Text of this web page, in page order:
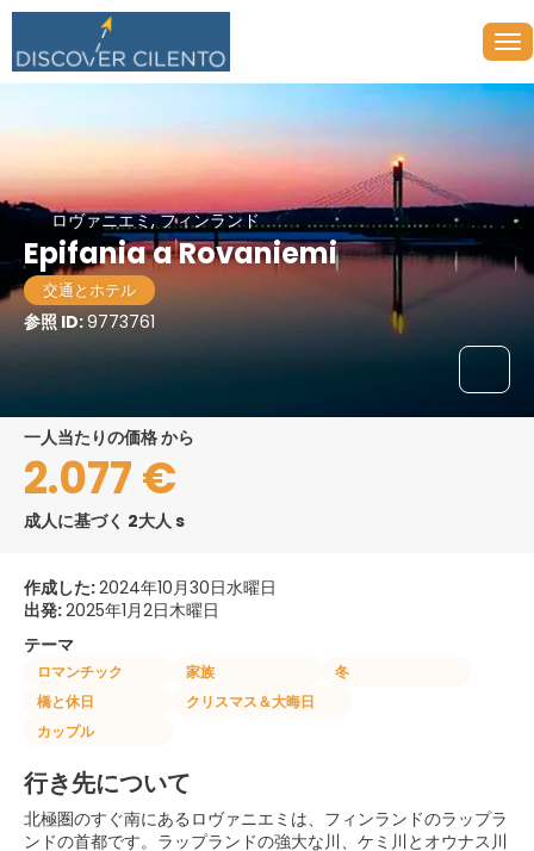
ロヴァニエミ, フィンランド
Epifania a Rovaniemi
交通とホテル
参照 ID:9773761
一人当たりの価格 から
2.077 €
成人に基づく 2大人 s
作成した:2024年10月30日水曜日
出発:2025年1月2日木曜日
テーマ
ロマンチック 家族
冬
橋と休日
クリスマス＆大晦日
カップル
行き先について
北極圏のすぐ南にあるロヴァニエミは、フィンランドのラップラ
ンドの首都です。ラップランドの強大な川、ケミ川とオウナス川